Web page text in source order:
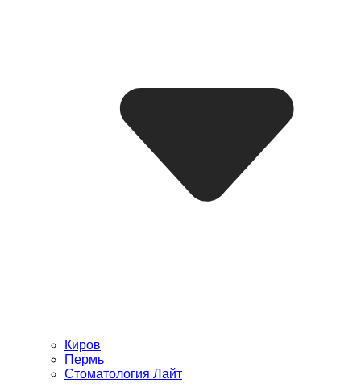
Киров
Пермь
Стоматология Лайт